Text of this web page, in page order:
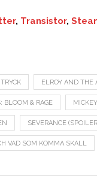
, Transistor,
ELROY AND THE
BLOOM & RAGE
SEVERANCE
VAD SOM KOMMA SKALL